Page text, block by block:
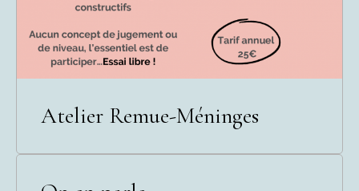
Atelier Remue-Méninges